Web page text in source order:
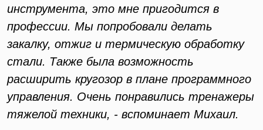
инструмента, это мне пригодится в
профессии. Мы попробовали делать
закалку, отжиг и термическую обработку
стали. Также была возможность
расширить кругозор в плане программного
управления. Очень понравились тренажеры
тяжелой техники, - вспоминает Михаил.